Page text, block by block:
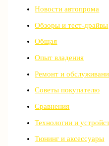
Новости автопрома
Обзоры и тест-драйвы
Общая
Опыт владения
Ремонт и
Советы покупателю
Сравнения
Технологии и
Тюнинг и аксессуары